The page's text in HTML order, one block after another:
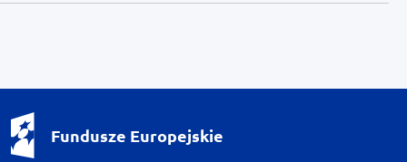
Fundusze Europejskie